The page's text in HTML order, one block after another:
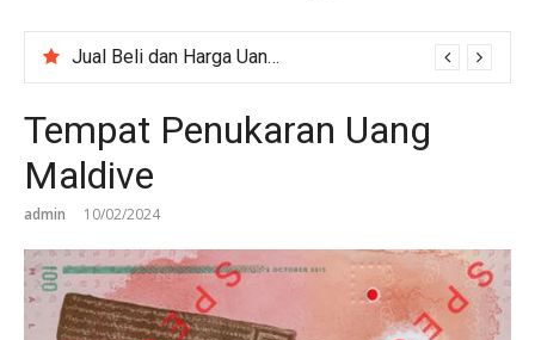
Jual Beli dan Harga Uang Asing Rupee Pakistan di Depok Jawa Barat.
Money Changer Terima Dolar Australia Lama.
Tempat Penukaran Uang
Maldive
admin 10/02/2024